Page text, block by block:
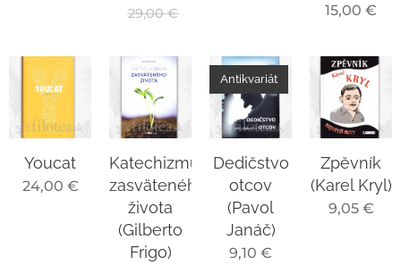
29,00€ 15,00 €
Youcat
24,00 €
Katechizmus
zasväteného
života
(Gilberto
Frigo)
Dedičstvo
otcov
(Pavol
Janáč)
Antikvariát
9,10 €
Zpěvník
(Karel Kryl)
9,05€